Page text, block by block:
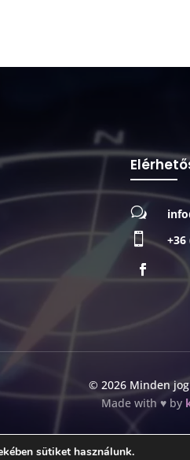
w
 +36
© 2026 Minden
Made with ♥ by
sütiket használunk.